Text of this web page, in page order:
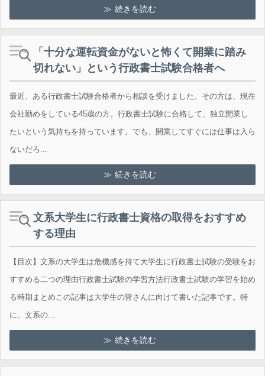
続きを読む
「十分な運転資金がないと怖くて開業に踏み
切れない」という行政書士試験合格者へ
最近、ある行政書士試験合格者から相談を受けました。その方は、現在
会社勤めをしている45歳の方。行政書士試験に合格して、独立開業し
たいという気持ちを持っています。でも、開業してすぐには仕事は入ら
ないだろ...
続きを読む
文系大学生に行政書士資格の取得をおすすめ
する理由
【目次】文系の大学生は危機感を持て大学生に行政書士試験の受験をお
すすめる二つの理由行政書士試験の学習方法行政書士試験の学習を始め
る時期まとめこの記事は大学生の皆さんに向けて書いた記事です。特
に、文系の...
続きを読む